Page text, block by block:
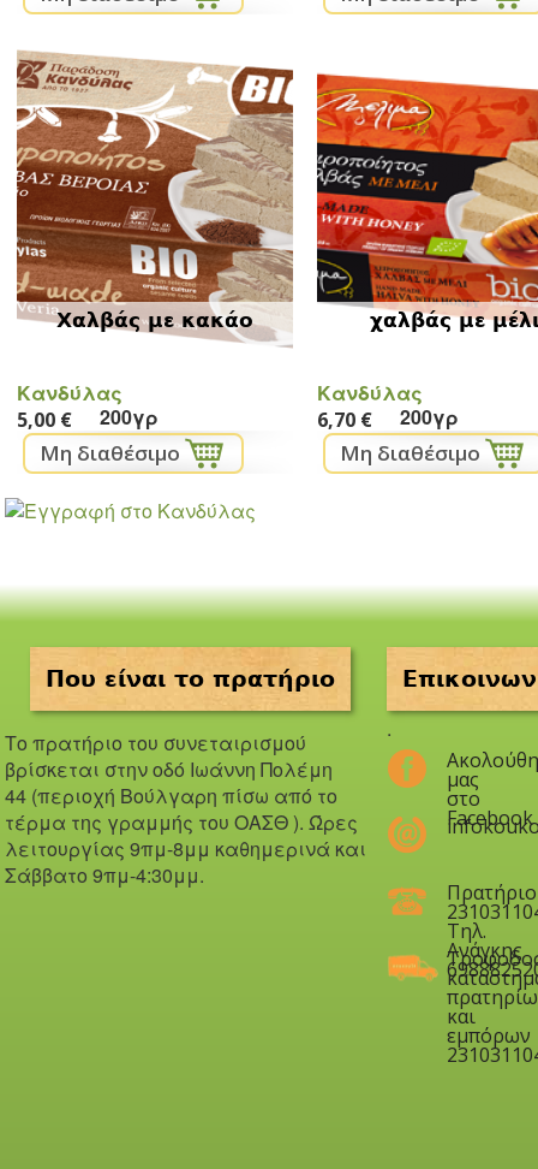
Χαλβάς με κακάο
Κανδύλας
5,00 € 200γρ
χαλβάς με
Κανδύλας
6,70 € 200γρ
Που είναι το πρατήριο
Το πρατήριο του συνεταιρισμού
βρίσκεται στην οδό Iωάννη Πολέμη
44 (περιοχή Βούλγαρη πίσω από το
τέρμα της γραμμής του ΟΑΣΘ ). Ώρες
λειτουργίας 9πμ-8μμ καθημερινά και
Σάββατο 9πμ-4:30μμ.
.
μας
στο
Facebook
Πρατήριο
Τηλ.
Ανάγκης
και
εμπόρων